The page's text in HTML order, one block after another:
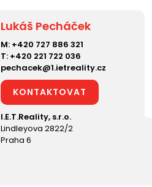
Lukáš Pecháček
M: +420 727 886 321
T: +420 221 722 036
pechacek@1.ietreality.cz
KONTAKTOVAT
I.E.T.Reality, s.r.o.
Lindleyova 2822/2
Praha 6